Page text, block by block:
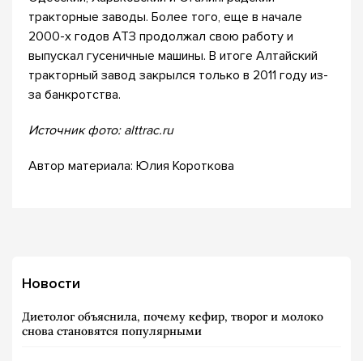
тракторные заводы. Более того, еще в начале
2000-х годов АТЗ продолжал свою работу и
выпускал гусеничные машины. В итоге Алтайский
тракторный завод закрылся только в 2011 году из-
за банкротства.
Источник фото: alttrac.ru
Автор материала: Юлия Короткова
Новости
Диетолог объяснила, почему кефир, творог и молоко
снова становятся популярными